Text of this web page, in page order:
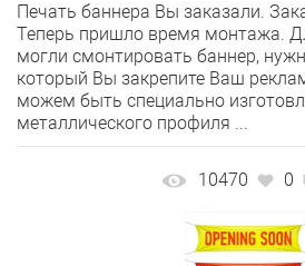
Печать баннера Вы заказали.
Теперь пришло время монтажа.
могли смонтировать баннер,
который Вы закрепите Ваш
можем быть специально
металлического профиля ...
10470 0